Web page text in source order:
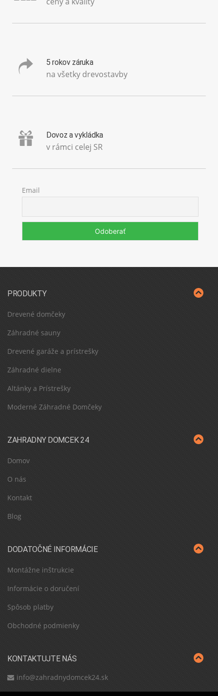
5 rokov záruka
na všetky drevostavby
Dovoz a vykládka
v rámci celej SR
Email
PRODUKTY
Drevené domčeky
Záhradné sauny
Drevené garáže a prístrešky
Záhradné dielne
Altánky a Prístrešky
Moderné Záhradné Domčeky
ZAHRADNY DOMCEK 24
Domov
O nás
Kontakt
Blog
DODATOČNÉ INFORMÁCIE
Montážne inštrukcie
Informácie o doručení
Spôsob platby
Obchodné podmienky
KONTAKTUJTE NÁS
info@zahradnydomcek24.sk